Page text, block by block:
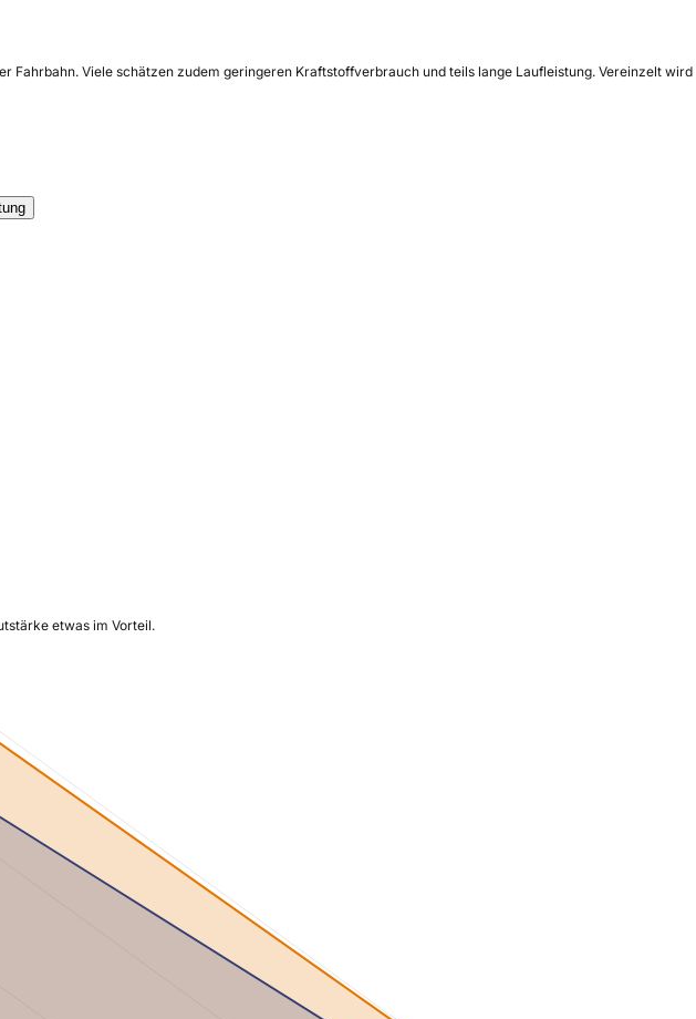
Fahrbahn. Viele schätzen zudem geringeren Kraftstoffverbrauch und teils lange Laufleistung. Vereinzelt wird
etwas im Vorteil.